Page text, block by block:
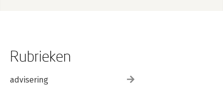
Rubrieken
advisering